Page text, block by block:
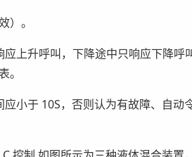
）。
应上升呼叫，下降途中只响应下降
。
应小于 10S，否则认为有故障、自动